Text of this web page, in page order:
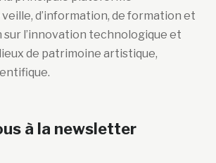
d’information, de formation et
sur l’innovation technologique et
de patrimoine artistique,
à la newsletter